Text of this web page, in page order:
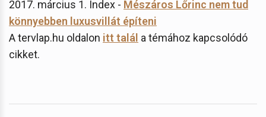
2017. március 1. Index - Mészáros Lőrinc nem tud
könnyebben luxusvillát építeni
A tervlap.hu oldalon itt talál a témához kapcsolódó
cikket.